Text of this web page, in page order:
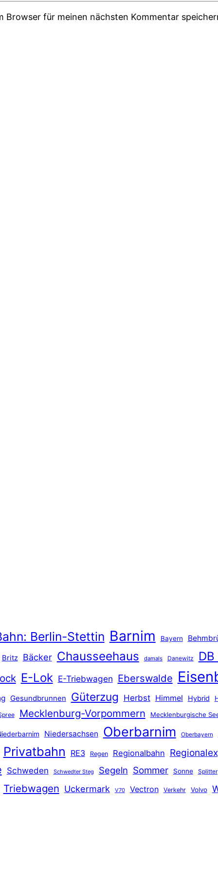
Browser für meinen nächsten Kommentar
Berlin-Stettin Barnim Bayern
Britz Bäcker Chausseehaus damals Danewitz DB
E-Lok E-Triebwagen Eberswalde
Gesundbrunnen Güterzug Herbst Himmel Hybrid
Mecklenburg-Vorpommern Mecklenburgische
Niedersachsen Oberbarnim Oberbayern
Privatbahn RE3 Regen Regionalbahn
Schweden Schwedter Steg Segeln Sommer Sonne Splitter
Triebwagen Uckermark V70 Vectron Verkehr Volvo